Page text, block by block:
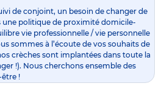
de conjoint, un besoin de changer de
politique de proximité domicile-
vie professionnelle / vie personnelle
sommes à l’écoute de vos souhaits de
crèches sont implantées dans toute la
!). Nous cherchons ensemble des
!